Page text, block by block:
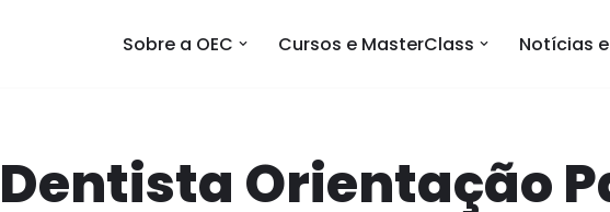
Sobre a OEC Cursos e MasterClass Notícias
Dentista Orientação